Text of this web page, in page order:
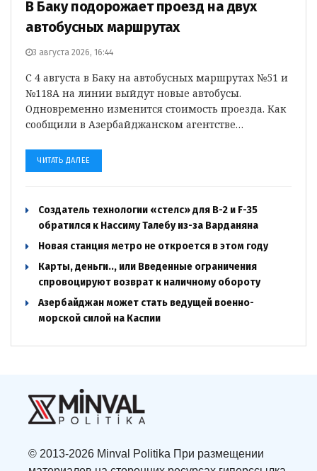
В Баку подорожает проезд на двух
автобусных маршрутах
3 августа 2026, 16:44
С 4 августа в Баку на автобусных маршрутах №51 и
№118А на линии выйдут новые автобусы.
Одновременно изменится стоимость проезда. Как
сообщили в Азербайджанском агентстве…
ЧИТАТЬ ДАЛЕЕ
Создатель технологии «стелс» для B-2 и F-35
обратился к Нассиму Талебу из-за Варданяна
Новая станция метро не откроется в этом году
Карты, деньги.., или Введенные ограничения
спровоцируют возврат к наличному обороту
Азербайджан может стать ведущей военно-
морской силой на Каспии
© 2013-2026 Minval Politika При размещении